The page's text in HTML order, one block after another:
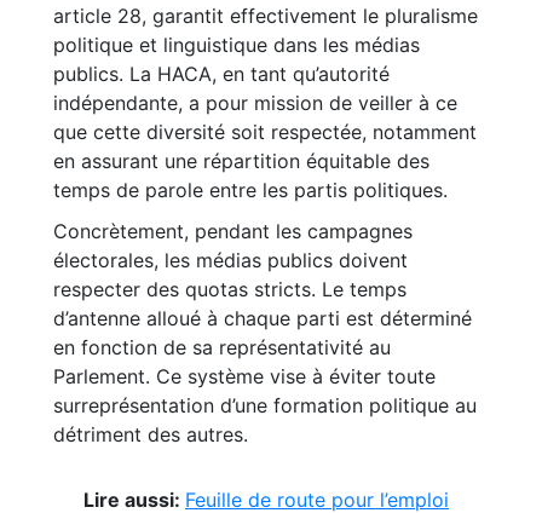
article 28, garantit effectivement le pluralisme
politique et linguistique dans les médias
publics. La HACA, en tant qu’autorité
indépendante, a pour mission de veiller à ce
que cette diversité soit respectée, notamment
en assurant une répartition équitable des
temps de parole entre les partis politiques.
Concrètement, pendant les campagnes
électorales, les médias publics doivent
respecter des quotas stricts. Le temps
d’antenne alloué à chaque parti est déterminé
en fonction de sa représentativité au
Parlement. Ce système vise à éviter toute
surreprésentation d’une formation politique au
détriment des autres.
Lire aussi: Feuille de route pour l’emploi